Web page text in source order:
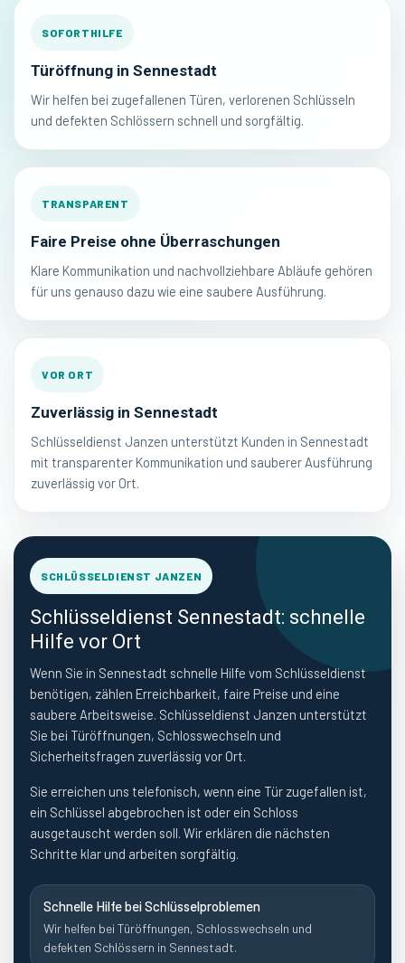
SOFORTHILFE
Türöffnung in Sennestadt
Wir helfen bei zugefallenen Türen, verlorenen Schlüsseln
und defekten Schlössern schnell und sorgfältig.
TRANSPARENT
Faire Preise ohne Überraschungen
Klare Kommunikation und nachvollziehbare Abläufe gehören
für uns genauso dazu wie eine saubere Ausführung.
VOR ORT
Zuverlässig in Sennestadt
Schlüsseldienst Janzen unterstützt Kunden in Sennestadt
mit transparenter Kommunikation und sauberer Ausführung
zuverlässig vor Ort.
SCHLÜSSELDIENST JANZEN
Schlüsseldienst Sennestadt: schnelle
Hilfe vor Ort
Wenn Sie in Sennestadt schnelle Hilfe vom Schlüsseldienst
benötigen, zählen Erreichbarkeit, faire Preise und eine
saubere Arbeitsweise. Schlüsseldienst Janzen unterstützt
Sie bei Türöffnungen, Schlosswechseln und
Sicherheitsfragen zuverlässig vor Ort.
Sie erreichen uns telefonisch, wenn eine Tür zugefallen ist,
ein Schlüssel abgebrochen ist oder ein Schloss
ausgetauscht werden soll. Wir erklären die nächsten
Schritte klar und arbeiten sorgfältig.
Schnelle Hilfe bei Schlüsselproblemen
Wir helfen bei Türöffnungen, Schlosswechseln und
defekten Schlössern in Sennestadt.